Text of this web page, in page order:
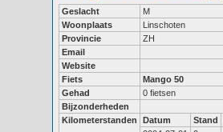
Geslacht
M
Woonplaats
Linschoten
Provincie
ZH
Email
Website
Fiets
Mango 50
Gehad
0 fietsen
Bijzonderheden
Kilometerstanden
Datum Stand